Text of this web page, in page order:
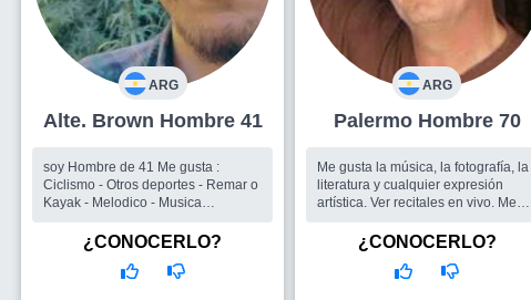
ARG
Alte. Brown Hombre 41
soy Hombre de 41 Me gusta :
Ciclismo - Otros deportes - Remar o
Kayak - Melodico - Musica
¿CONOCERLO?
ARG
Palermo Hombre 70
Me gusta la música, la fotografía, la
literatura y cualquier expresión
artística. Ver recitales en vivo. Me
Un grupo de amigos para
salir. Gente con la cual compartir
lindos momentos.
¿CONOCERLO?